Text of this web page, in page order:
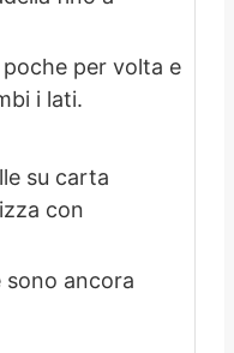
per volta e
i lati.
su carta
con
sono ancora